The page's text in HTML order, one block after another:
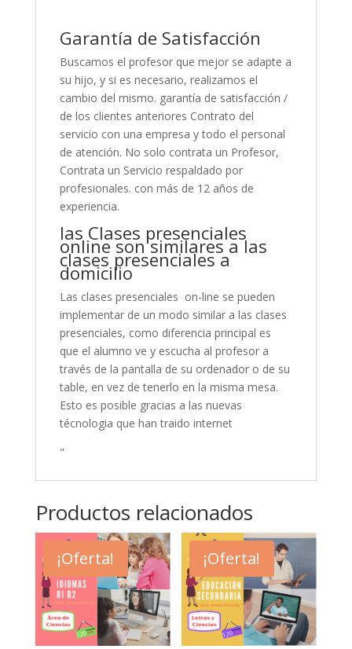
Garantía de Satisfacción
Buscamos el profesor que mejor se adapte a
su hijo, y si es necesario, realizamos el
cambio del mismo. garantía de satisfacción /
de los clientes anteriores Contrato del
servicio con una empresa y todo el personal
de atención. No solo contrata un Profesor,
Contrata un Servicio respaldado por
profesionales. con más de 12 años de
experiencia.
las Clases presenciales
online son similares a las
clases presenciales a
domicilio
Las clases presenciales on-line se pueden
implementar de un modo similar a las clases
presenciales, como diferencia principal es
que el alumno ve y escucha al profesor a
través de la pantalla de su ordenador o de su
table, en vez de tenerlo en la misma mesa.
Esto es posible gracias a las nuevas
técnologia que han traido internet
"
Productos relacionados
¡Oferta! ¡Oferta!